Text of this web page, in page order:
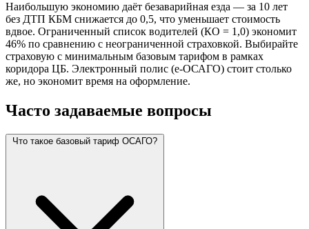
Наибольшую экономию даёт безаварийная езда — за 10 лет
без ДТП КБМ снижается до 0,5, что уменьшает стоимость
вдвое. Ограниченный список водителей (КО = 1,0) экономит
46% по сравнению с неограниченной страховкой. Выбирайте
страховую с минимальным базовым тарифом в рамках
коридора ЦБ. Электронный полис (е-ОСАГО) стоит столько
же, но экономит время на оформление.
Часто задаваемые вопросы
Что такое базовый тариф ОСАГО?